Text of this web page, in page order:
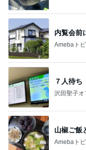
７人待ち
沢田聖子オ
山椒ご飯
Amebaト
斎藤元彦
Bank of